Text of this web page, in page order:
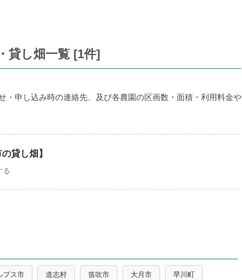
貸し畑一覧 [1件]
・申し込み時の連絡先、及び各農園の区画数・面積・利用料金や
貸し畑】
る
プス市 道志村 笛吹市 大月市 早川町